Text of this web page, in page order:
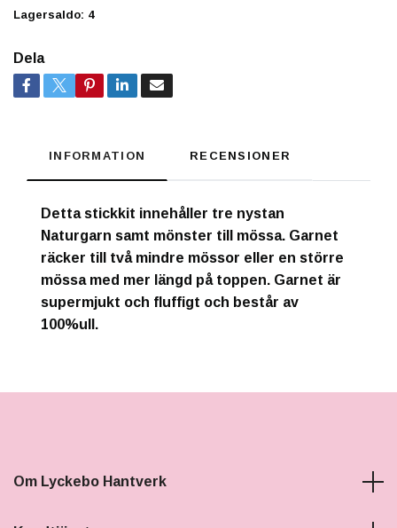
Lagersaldo: 4
Dela
INFORMATION RECENSIONER
Detta stickkit innehåller tre nystan
Naturgarn samt mönster till mössa. Garnet
räcker till två mindre mössor eller en större
mössa med mer längd på toppen. Garnet är
supermjukt och fluffigt och består av
100%ull.
Om Lyckebo Hantverk